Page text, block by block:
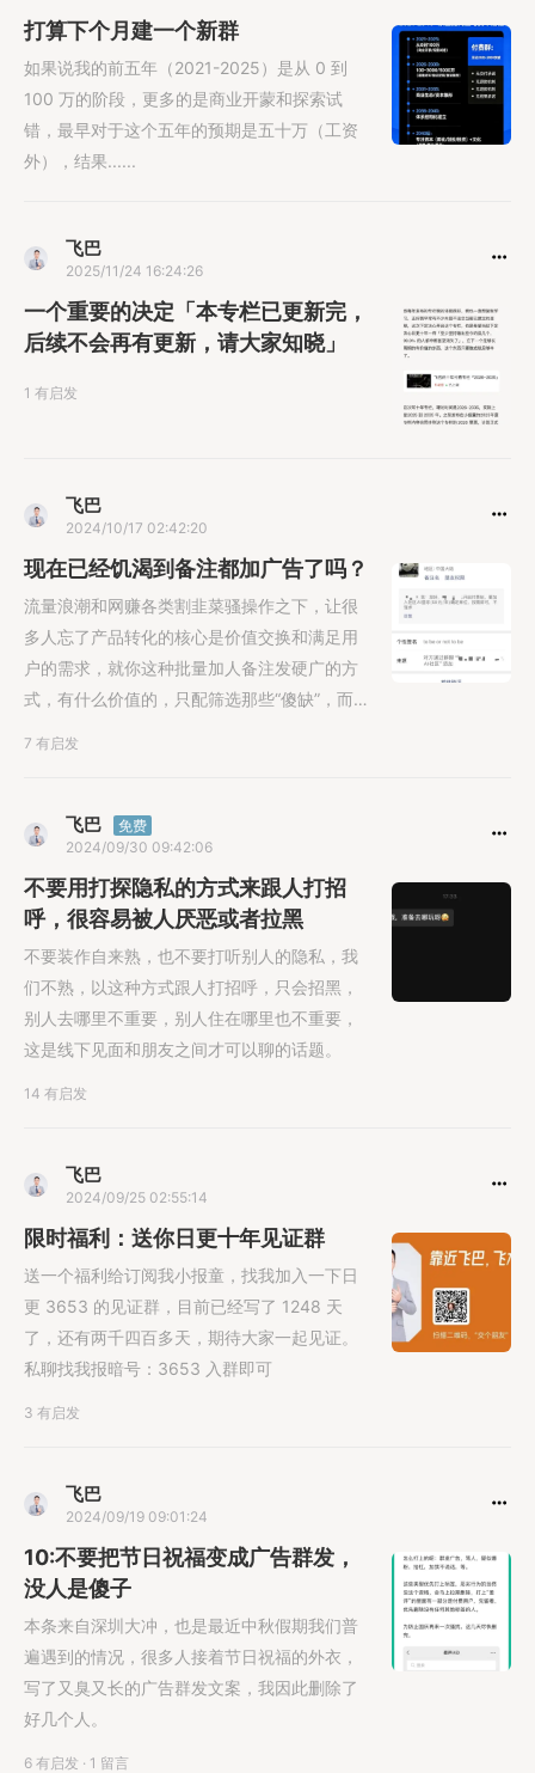
打算下个月建一个新群
如果说我的前五年（2021-2025）是从 0 到
100 万的阶段，更多的是商业开蒙和探索试
错，最早对于这个五年的预期是五十万（工资
外），结果......
飞巴
2025/11/24 16:24:26
一个重要的决定「本专栏已更新完，
后续不会再有更新，请大家知晓」
1 有启发
飞巴
2024/10/17 02:42:20
现在已经饥渴到备注都加广告了吗？
流量浪潮和网赚各类割韭菜骚操作之下，让很
多人忘了产品转化的核心是价值交换和满足用
户的需求，就你这种批量加人备注发硬广的方
式，有什么价值的，只配筛选那些“傻缺”，而
7 有启发
飞巴
免费
2024/09/30 09:42:06
不要用打探隐私的方式来跟人打招
呼，很容易被人厌恶或者拉黑
不要装作自来熟，也不要打听别人的隐私，我
们不熟，以这种方式跟人打招呼，只会招黑，
别人去哪里不重要，别人住在哪里也不重要，
这是线下见面和朋友之间才可以聊的话题。
14 有启发
飞巴
2024/09/25 02:55:14
限时福利：送你日更十年见证群
送一个福利给订阅我小报童，找我加入一下日
更 3653 的见证群，目前已经写了 1248 天
了，还有两千四百多天，期待大家一起见证。
私聊找我报暗号：3653 入群即可
3 有启发
飞巴
2024/09/19 09:01:24
10:不要把节日祝福变成广告群发，
没人是傻子
本条来自深圳大冲，也是最近中秋假期我们普
遍遇到的情况，很多人接着节日祝福的外衣，
写了又臭又长的广告群发文案，我因此删除了
好几个人。
6 有启发 · 1 留言